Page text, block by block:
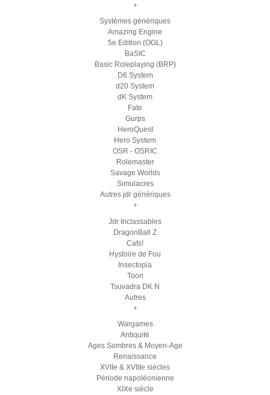
+
Systèmes génériques
Amazing Engine
5e Edition (OGL)
BaSIC
Basic Roleplaying (BRP)
D6 System
d20 System
dK System
Fate
Gurps
HeroQuest
Hero System
OSR - OSRIC
Rolemaster
Savage Worlds
Simulacres
Autres jdr génériques
+
Jdr Inclassables
DragonBall Z
Cats!
Hystoire de Fou
Insectopia
Toon
Tsuvadra DK N
Autres
+
Wargames
Antiquité
Ages Sombres & Moyen-Age
Renaissance
XVIIe & XVIIIe siècles
Période napoléonienne
XIXe siècle